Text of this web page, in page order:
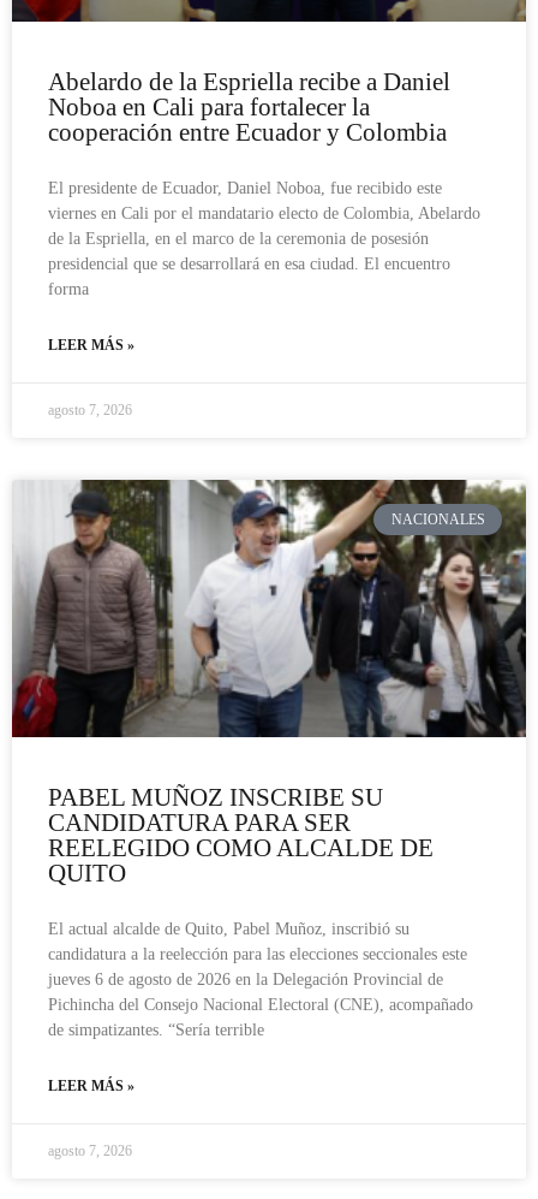
Abelardo de la Espriella recibe a Daniel
Noboa en Cali para fortalecer la
cooperación entre Ecuador y Colombia
El presidente de Ecuador, Daniel Noboa, fue recibido este
viernes en Cali por el mandatario electo de Colombia, Abelardo
de la Espriella, en el marco de la ceremonia de posesión
presidencial que se desarrollará en esa ciudad. El encuentro
forma
LEER MÁS »
agosto 7, 2026
NACIONALES
PABEL MUÑOZ INSCRIBE SU
CANDIDATURA PARA SER
REELEGIDO COMO ALCALDE DE
QUITO
El actual alcalde de Quito, Pabel Muñoz, inscribió su
candidatura a la reelección para las elecciones seccionales este
jueves 6 de agosto de 2026 en la Delegación Provincial de
Pichincha del Consejo Nacional Electoral (CNE), acompañado
de simpatizantes. “Sería terrible
LEER MÁS »
agosto 7, 2026